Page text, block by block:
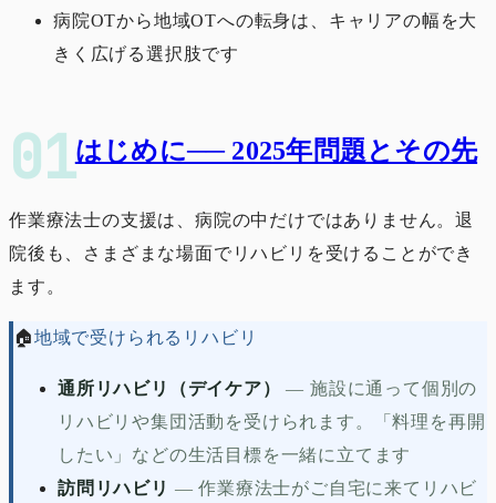
病院OTから地域OTへの転身は、キャリアの幅を大
きく広げる選択肢です
はじめに── 2025年問題とその先
作業療法士の支援は、病院の中だけではありません。退
院後も、さまざまな場面でリハビリを受けることができ
ます。
🏠地域で受けられるリハビリ
通所リハビリ（デイケア） —施設に通って個別の
リハビリや集団活動を受けられます。「料理を再開
したい」などの生活目標を一緒に立てます
訪問リハビリ —作業療法士がご自宅に来てリハビ